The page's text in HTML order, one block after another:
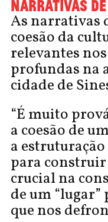
Narrativas
As narrativas
coesão da
relevantes
profundas na
cidade de
“É muito
a coesão de
a
para
crucial na
de um
que nos